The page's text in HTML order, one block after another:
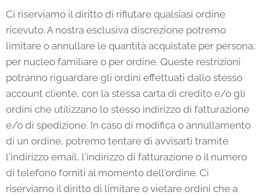
Ci riserviamo il diritto di rifiutare qualsiasi ordine
ricevuto. A nostra esclusiva discrezione potremo
limitare o annullare le quantità acquistate per persona,
per nucleo familiare o per ordine. Queste restrizioni
potranno riguardare gli ordini effettuati dallo stesso
account cliente, con la stessa carta di credito e/o gli
ordini che utilizzano lo stesso indirizzo di fatturazione
e/o di spedizione. In caso di modifica o annullamento
di un ordine, potremo tentare di avvisarti tramite
l'indirizzo email, l'indirizzo di fatturazione o il numero
di telefono forniti al momento dell'ordine. Ci
riserviamo il diritto di limitare o vietare ordini che a